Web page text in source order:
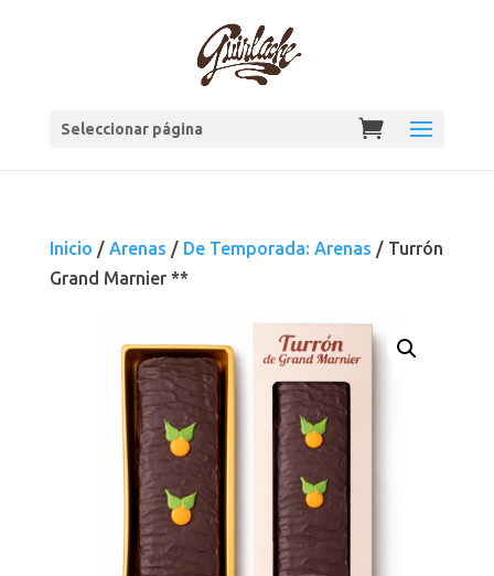
Seleccionar página
Inicio / Arenas / De Temporada: Arenas / Turrón
Grand Marnier **